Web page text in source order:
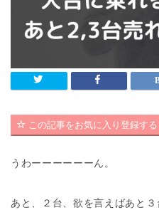
この記事をお気に入り登録する
うわーーーーーーん。
あと、２台、欲を言えばあと